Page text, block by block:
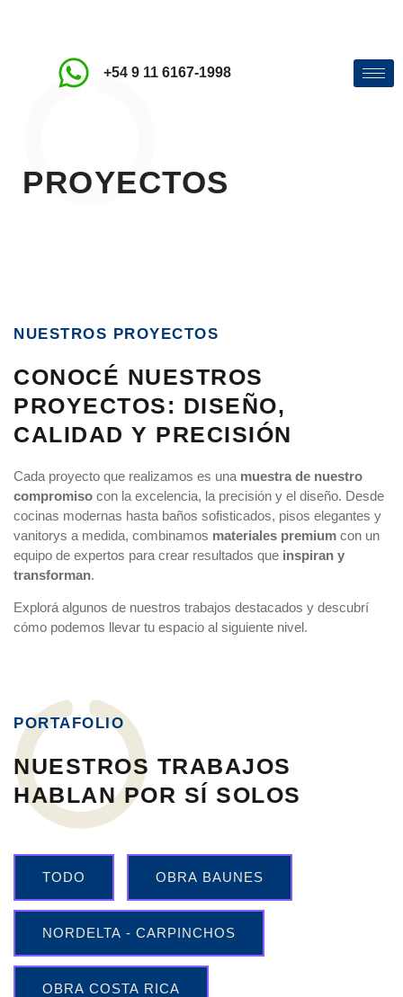
+54 9 11 6167-1998
PROYECTOS
NUESTROS PROYECTOS
CONOCÉ NUESTROS
PROYECTOS: DISEÑO,
CALIDAD Y PRECISIÓN
Cada proyecto que realizamos es una muestra de nuestro
compromiso con la excelencia, la precisión y el diseño. Desde
cocinas modernas hasta baños sofisticados, pisos elegantes y
vanitorys a medida, combinamos materiales premium con un
equipo de expertos para crear resultados que inspiran y
transforman.
Explorá algunos de nuestros trabajos destacados y descubrí
cómo podemos llevar tu espacio al siguiente nivel.
PORTAFOLIO
NUESTROS TRABAJOS
HABLAN POR SÍ SOLOS
TODO OBRA BAUNES
NORDELTA - CARPINCHOS
OBRA COSTA RICA